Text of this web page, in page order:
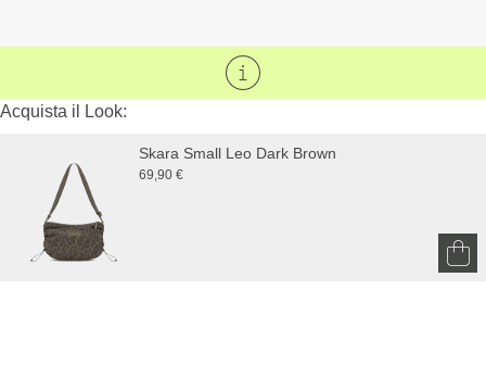
Acquista il Look:
Skara Small Leo Dark Brown
69,90 €